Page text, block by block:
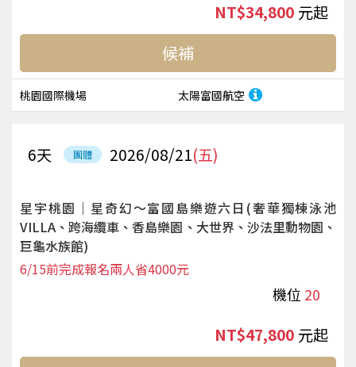
桃園國際機場 太陽富國航空
NT$34,800 起
候補
團體 2026/08/21(五)
6天
星宇桃園｜星奇幻～富國島樂遊六日(奢華獨棟泳池
VILLA、跨海纜車、香島樂園、大世界、沙法里動物園、
巨龜水族館)
機位 20
6/15前完成報名兩人省4000元
NT$47,800 起